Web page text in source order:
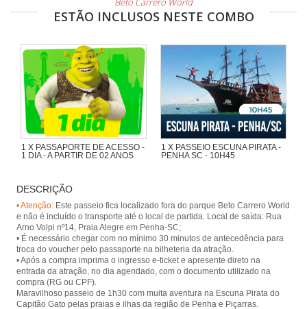
ESTÃO INCLUSOS NESTE COMBO
1 X PASSAPORTE DE ACESSO -
1 DIA - A PARTIR DE 02 ANOS
1 X PASSEIO ESCUNA PIRATA -
PENHA SC - 10H45
região de Penha e Piçarras.
DESCRIÇÃO
• Atenção: Este passeio fica localizado fora do parque Beto Carrero World
e não é incluído o transporte até o local de partida. Local de saída: Rua
Arno Volpi nº14, Praia Alegre em Penha-SC;
• É necessário chegar com no mínimo 30 minutos de antecedência para
troca do voucher pelo passaporte na bilheteria da atração.
• Após a compra imprima o ingresso e-ticket e apresente direto na
entrada da atração, no dia agendado, com o documento utilizado na
compra (RG ou CPF).
Maravilhoso passeio de 1h30 com muita aventura na Escuna Pirata do